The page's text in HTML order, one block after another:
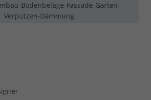
Bodenbeläge-Fassade-Garten-
Verputzen-Dämmung